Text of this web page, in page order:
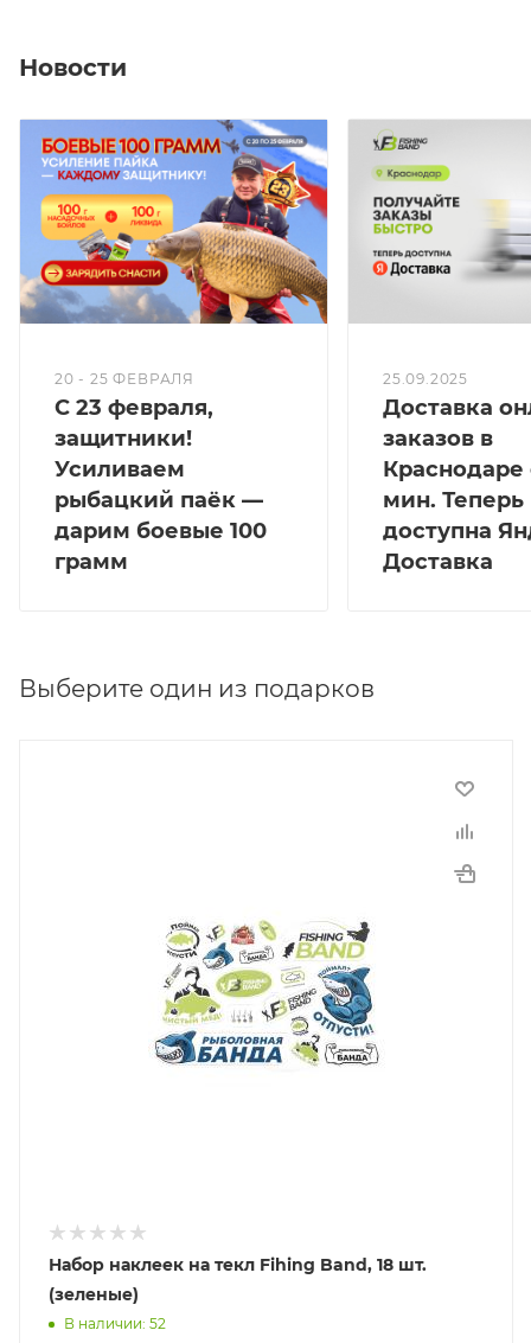
противозахлестный тюльпан. На споде установлен
можно использовать практически любую карповую
катушку.
Как и на всех сподовых удилищах VN tackle,
рукоятка полностью покрыта дуплоновым
материалом с конусным утолщением на конце, а на
комле нанесены отметки 25 и 50см, для
маркерного. Хват широкий, 65,5см от края ручки до
центра катушкодержателя, что дает преимущество,
при кормлении на дальних дистанциях.
Спод средне-быстрого строя, при этом упругий с
большим запасом мощности и этим инструментом
уже можно работать на дальних дистанциях с
• Разнонаправленное карбоновое покрытие 2К
• Катушкодержатель Fuji DPS 18мм
• Конусная дуплоновая рукоятка
• Строй средне-быстрый
• Ширина хвата 64,5см
• Вес 510 грамм
Новости
20 - 25 ФЕВРАЛЯ
С 23 февраля,
защитники!
Усиливаем
рыбацкий паёк —
дарим боевые 100
грамм
25.09.2025
Доставка
заказов в
Краснодаре
мин. Теперь
доступна
Доставка
Выберите один из подарков
Набор наклеек на текл Fihing Band, 18 шт.
(зеленые)
В наличии: 52